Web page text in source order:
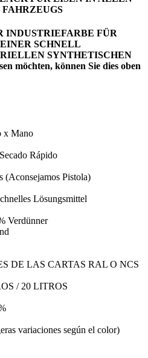
INDUSTRIEFARBE FÜR
SCHNELL
SYNTHETISCHEN
möchten, können Sie dies oben
x Mano
Rápido
(Aconsejamos Pistola)
Lösungsmittel
Verdünner
DE LAS CARTAS RAL O NCS
/ 20 LITROS
variaciones según el color)